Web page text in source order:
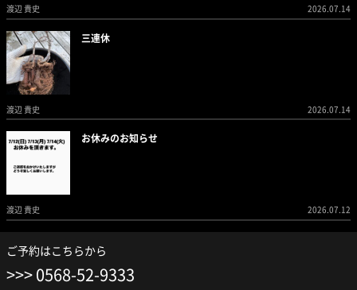
渡辺 貴史 2026.07.14
三連休
渡辺 貴史 2026.07.14
お休みのお知らせ
渡辺 貴史 2026.07.12
ご予約はこちらから
0568-52-9333